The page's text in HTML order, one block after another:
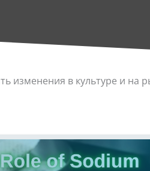
изменения в культуре и на